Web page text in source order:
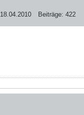
18.04.2010 Beiträge: 422